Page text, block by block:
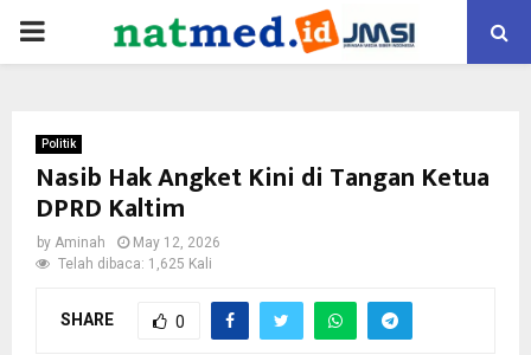
PRIMARY
Politik
Nasib Hak Angket Kini di Tangan Ketua
DPRD Kaltim
by Aminah
May 12, 2026
Telah dibaca: 1,625 Kali
SHARE 0